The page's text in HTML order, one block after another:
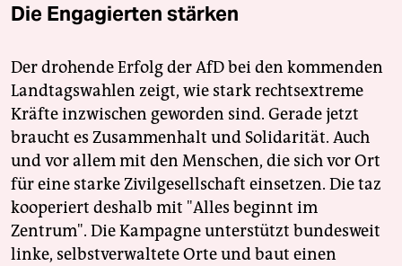
Die Engagierten stärken
Der drohende Erfolg der AfD bei den kommenden
Landtagswahlen zeigt, wie stark rechtsextreme
Kräfte inzwischen geworden sind. Gerade jetzt
braucht es Zusammenhalt und Solidarität. Auch
und vor allem mit den Menschen, die sich vor Ort
für eine starke Zivilgesellschaft einsetzen. Die taz
kooperiert deshalb mit "Alles beginnt im
Zentrum". Die Kampagne unterstützt bundesweit
linke, selbstverwaltete Orte und baut einen